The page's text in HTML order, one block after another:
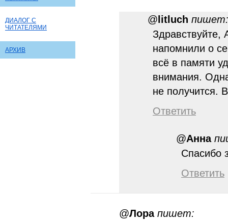
ДИАЛОГ С
ЧИТАТЕЛЯМИ
АРХИВ
@ litluch пишет:
Здравствуйте,
напомнили о
всё в памяти
внимания.
не получится.
Ответить
@Анна
Спасибо
Ответить
@Лора пишет: